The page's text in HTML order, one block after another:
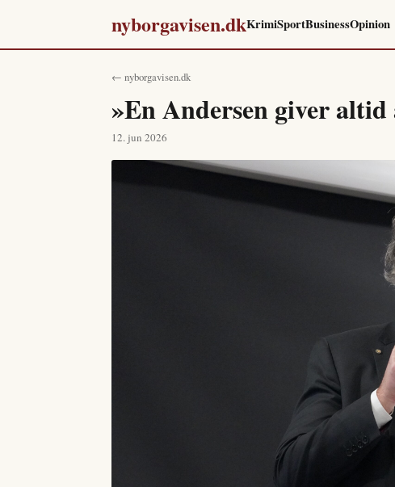
nyborgavisen.dkKrimiSportBusinessOpinion
← nyborgavisen.dk
»En Andersen giver
12. jun 2026